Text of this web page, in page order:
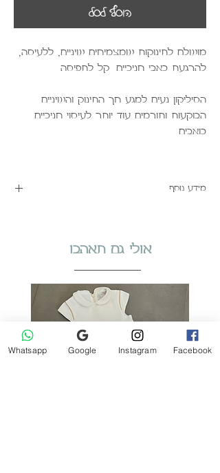
הוסף לסל
מושלם לתינוקות שמצמיחים שיניים, ללעיסה,
להרגעת כאבי חניכיים. קל לתפיסה.
הסיליקון נעים למגע חך התינוק והשיניים
הבוקעות ותורמים עוד יותר לעיסוי חניכיים
כואבים.
מידע נוסף
אולי גם תאהבו
Whatsapp Google Instagram Facebook